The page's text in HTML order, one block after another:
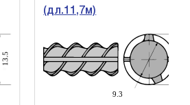
(дл.11,7м)